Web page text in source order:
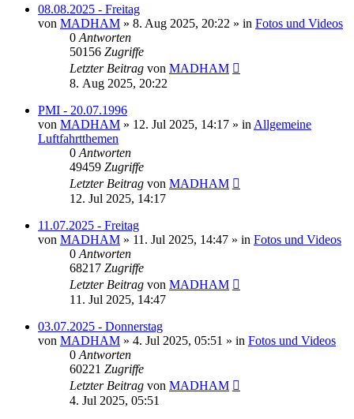
08.08.2025 - Freitag
von MADHAM » 8. Aug 2025, 20:22 » in Fotos und Videos
0 Antworten
50156 Zugriffe
Letzter Beitrag von MADHAM
8. Aug 2025, 20:22
PMI - 20.07.1996
von MADHAM » 12. Jul 2025, 14:17 » in Allgemeine
Luftfahrtthemen
0 Antworten
49459 Zugriffe
Letzter Beitrag von MADHAM
12. Jul 2025, 14:17
11.07.2025 - Freitag
von MADHAM » 11. Jul 2025, 14:47 » in Fotos und Videos
0 Antworten
68217 Zugriffe
Letzter Beitrag von MADHAM
11. Jul 2025, 14:47
03.07.2025 - Donnerstag
von MADHAM » 4. Jul 2025, 05:51 » in Fotos und Videos
0 Antworten
60221 Zugriffe
Letzter Beitrag von MADHAM
4. Jul 2025, 05:51